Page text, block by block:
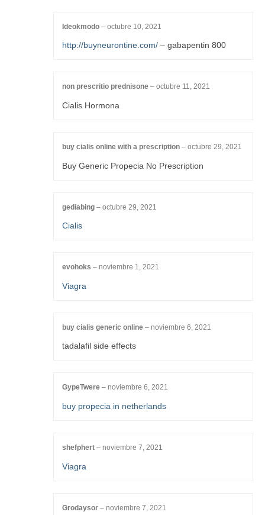
Ideokmodo – octubre 10, 2021
http://buyneurontine.com/ – gabapentin 800
non prescritio prednisone – octubre 11, 2021
Cialis Hormona
buy cialis online with a prescription – octubre 29, 2021
Buy Generic Propecia No Prescription
gediabing – octubre 29, 2021
Cialis
evohoks – noviembre 1, 2021
Viagra
buy cialis generic online – noviembre 6, 2021
tadalafil side effects
GypeTwere – noviembre 6, 2021
buy propecia in netherlands
shefphert – noviembre 7, 2021
Viagra
Grodaysor – noviembre 7, 2021